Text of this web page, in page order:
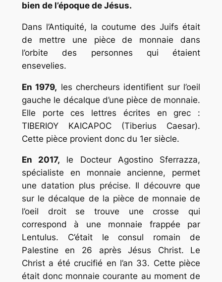
bien de l’époque de Jésus.
Dans l’Antiquité, la coutume des Juifs était
de mettre une pièce de monnaie dans
l’orbite des personnes qui étaient
ensevelies.
En 1979, les chercheurs identifient sur l’oeil
gauche le décalque d’une pièce de monnaie.
Elle porte ces lettres écrites en grec :
TIBERIOY KAICAPOC (Tiberius Caesar).
Cette pièce provient donc du 1er siècle.
En 2017, le Docteur Agostino Sferrazza,
spécialiste en monnaie ancienne, permet
une datation plus précise. Il découvre que
sur le décalque de la pièce de monnaie de
l’oeil droit se trouve une crosse qui
correspond à une monnaie frappée par
Lentulus. C’était le consul romain de
Palestine en 26 après Jésus Christ. Le
Christ a été crucifié en l’an 33. Cette pièce
était donc monnaie courante au moment de